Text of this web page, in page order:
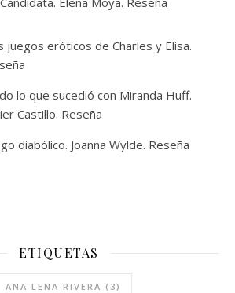
juegos eróticos de Charles y Elisa.
lo que sucedió con Miranda Huff.
Castillo. Reseña
diabólico. Joanna Wylde. Reseña
ETIQUETAS
ANA LENA RIVERA (3)